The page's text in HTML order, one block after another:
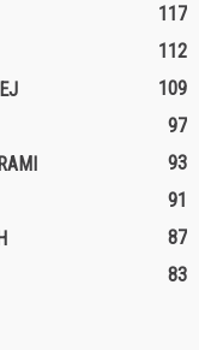
117
112
109
97
93
91
87
83